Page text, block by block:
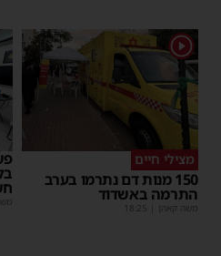
1
מצילי חיים
150 מנות דם נתרמו בערב
התרמה באשדוד
משה קאהן 18:25